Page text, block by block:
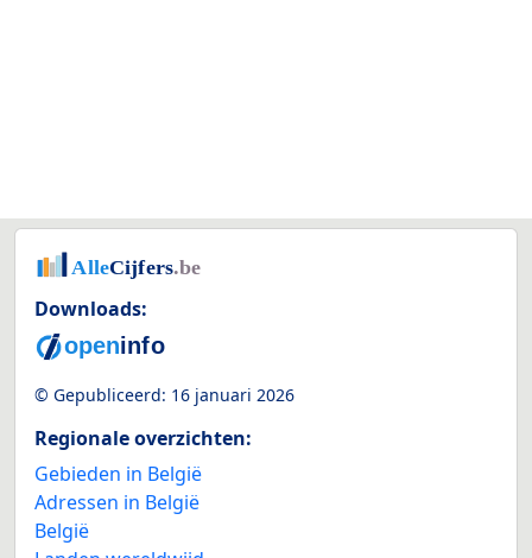
Downloads:
© Gepubliceerd: 16 januari 2026
Regionale overzichten:
Gebieden in België
Adressen in België
België